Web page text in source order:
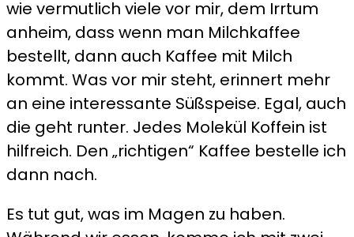
wie vermutlich viele vor mir, dem Irrtum
anheim, dass wenn man Milchkaffee
bestellt, dann auch Kaffee mit Milch
kommt. Was vor mir steht, erinnert mehr
an eine interessante Süßspeise. Egal, auch
die geht runter. Jedes Molekül Koffein ist
hilfreich. Den „richtigen“ Kaffee bestelle ich
dann nach.
Es tut gut, was im Magen zu haben.